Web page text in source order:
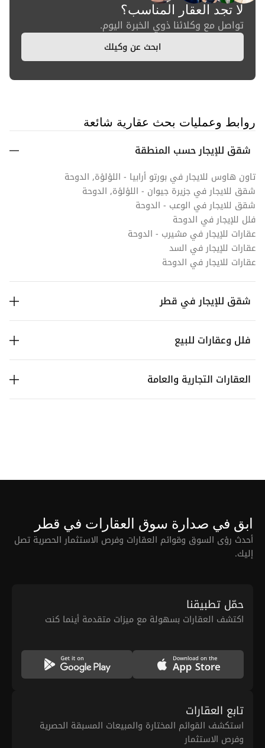
لا تجد العقار المناسب؟
تواصل مع وكلائنا ذوي الخبرة اليوم.
ابحث عن وكيلك
روابط وعمليات بحث عقارية شائعة
شقق للإيجار حسب المنطقة
تاون هاوس للايجار في بورتو أرابيا - اللؤلؤة, الدوحة
شقق للايجار في جزيرة جيوان - اللؤلؤة, الدوحة
شقق للايجار في الوعب - الدوحة
فلل للإيجار في الدوحة
عقارات للإيجار في مشيرب - الدوحة
عقارات للإيجار في السد
عقارات للايجار في الدوحة
شقق للإيجار في قطر
فلل وعقارات للبيع
العقارات التجارية والعامة
ابق في صدارة سوق العقارات في قطر
أحدث رؤى السوق وقوائم العقارات وفرص الاستثمار الحصرية تصل
إليك.
حمّل تطبيقنا
اكتشف العقارات بسهولة مع ميزات متقدمة أينما كنت
تابع العقارات
استكشف القوائم المختارة والمبيعات المسبقة الحصرية
وفرص الاستثمار